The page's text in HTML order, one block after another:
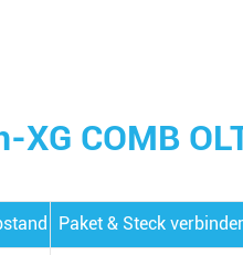
COMB
Paket & Steck verbinder